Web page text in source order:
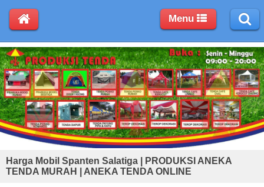
Harga Mobil Spanten Salatiga | PRODUKSI ANEKA
TENDA MURAH | ANEKA TENDA ONLINE
Menu